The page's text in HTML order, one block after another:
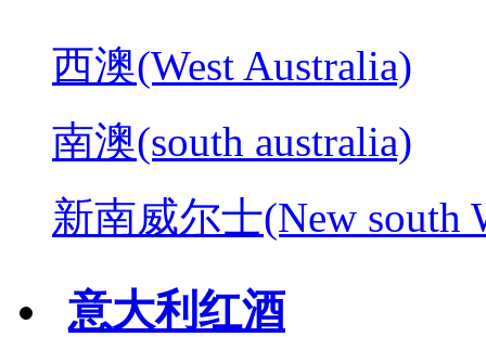
西澳(West Australia)
南澳(south australia)
新南威尔士(New south
意大利红酒